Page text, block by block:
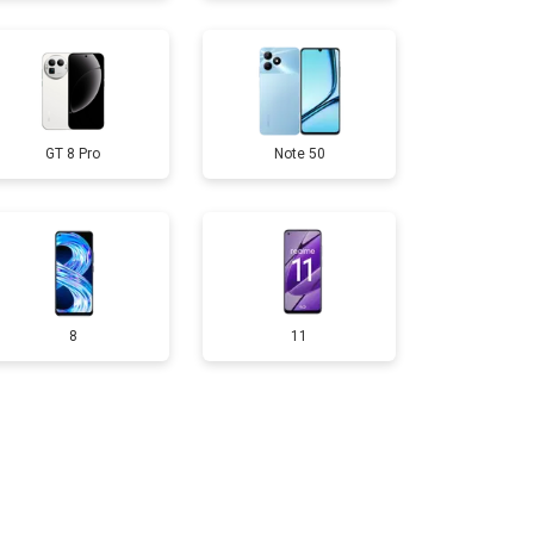
Узнать
₽ Узнать
GT 8 Pro Note 50
8 11